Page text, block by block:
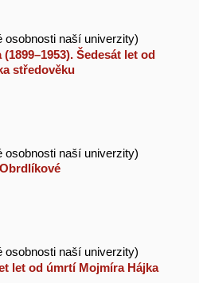
osobnosti naší univerzity)
Šedesát let od
středověku
osobnosti naší univerzity)
osobnosti naší univerzity)
let od úmrtí Mojmíra Hájka